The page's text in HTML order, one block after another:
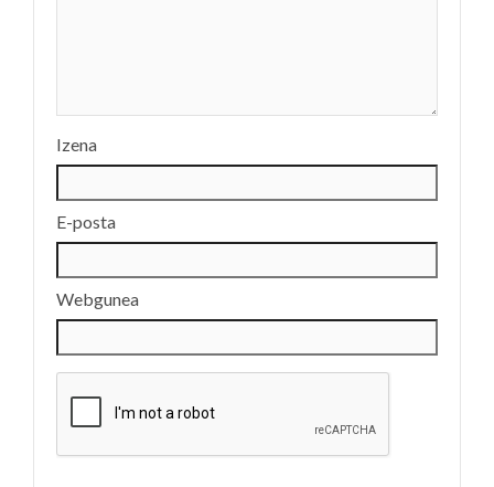
Izena
E-posta
Webgunea